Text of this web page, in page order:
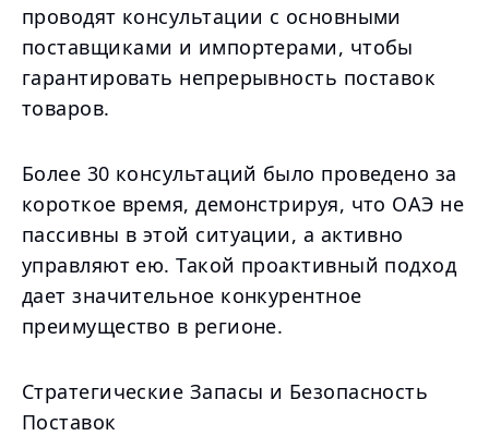
проводят консультации с основными
поставщиками и импортерами, чтобы
гарантировать непрерывность поставок
товаров.
Более 30 консультаций было проведено за
короткое время, демонстрируя, что ОАЭ не
пассивны в этой ситуации, а активно
управляют ею. Такой проактивный подход
дает значительное конкурентное
преимущество в регионе.
Стратегические Запасы и Безопасность
Поставок